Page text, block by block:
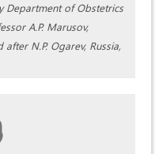
Department of Obstetrics
A.P. Marusov,
N.P. Ogarev, Russia,